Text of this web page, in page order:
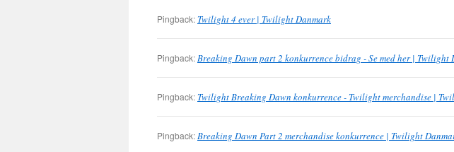
Pingback: Twilight 4 ever | Twilight Danmark
Pingback:Breaking Dawn part 2 konkurrence bidrag - Se med her | Twilight
Pingback: Twilight Breaking Dawn konkurrence - Twilight merchandise |
Pingback:Breaking Dawn Part 2 merchandise konkurrence | Twilight